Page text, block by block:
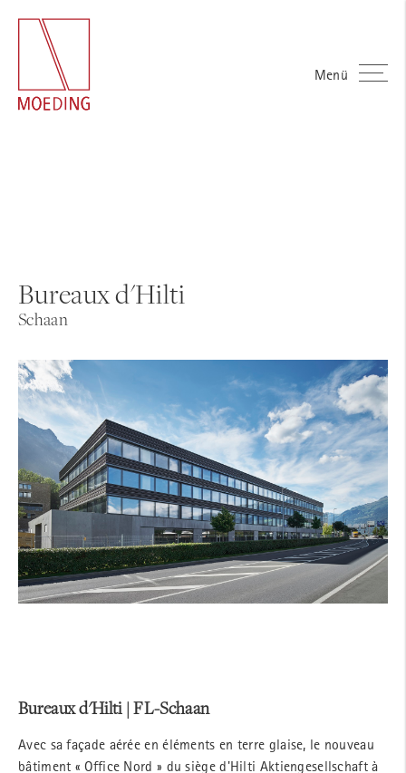
Menü
Bureaux d'Hilti
Schaan
Bureaux d'Hilti | FL-Schaan
Avec sa façade aérée en éléments en terre glaise, le nouveau
bâtiment « Office Nord » du siège d'Hilti Aktiengesellschaft à